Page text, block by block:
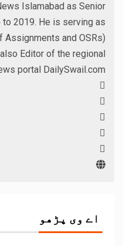
Islamabad as Senior
2019. He is serving as
Assignments and OSRs)
Editor of the regional
portal DailySwail.com
اے وی پڑھو